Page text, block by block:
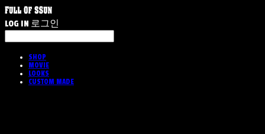
LOG IN 로그인
SHOP
MOVIE
LOOKS
CUSTOM MADE